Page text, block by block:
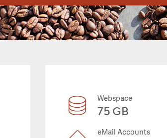
Webspace
75 GB
eMail Accounts